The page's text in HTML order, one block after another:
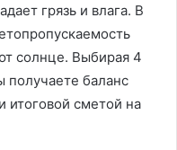
грязь и влага. В
солнце. Выбирая 4
баланс
итоговой сметой на